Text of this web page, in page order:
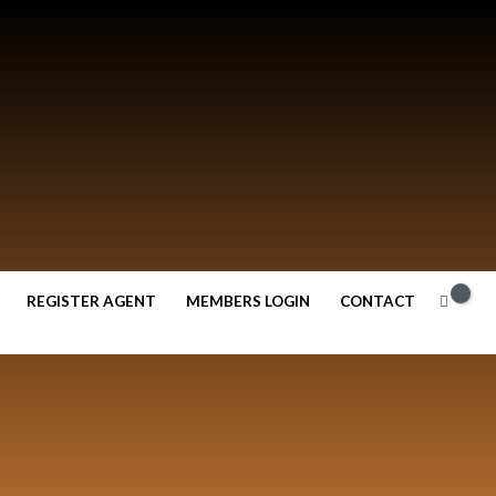
REGISTER AGENT MEMBERS LOGIN CONTACT